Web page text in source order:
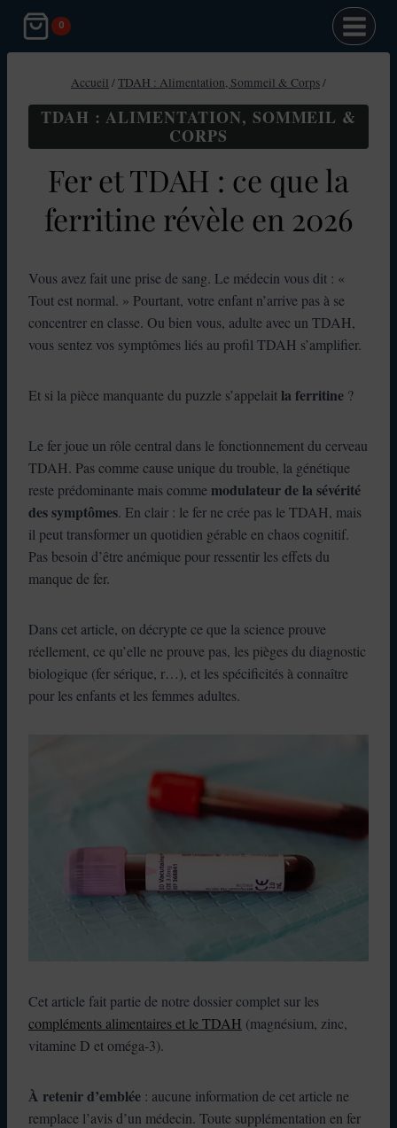
Aller
contenu
0
Accueil /TDAH : Alimentation, Sommeil & Corps/
TDAH : ALIMENTATION, SOMMEIL &
CORPS
Fer et TDAH : ce que la
ferritine révèle en 2026
Vous avez fait une prise de sang. Le médecin vous dit : «
Tout est normal. » Pourtant, votre enfant n’arrive pas à se
concentrer en classe. Ou bien vous, adulte avec un TDAH,
vous sentez vos symptômes liés au profil TDAH s’amplifier.
Et si la pièce manquante du puzzle s’appelaitla ferritine ?
Le fer joue un rôle central dans le fonctionnement du cerveau
TDAH. Pas comme cause unique du trouble, la génétique
reste prédominante mais comme modulateur de la sévérité
des symptômes. En clair : le fer ne crée pas le TDAH, mais
il peut transformer un quotidien gérable en chaos cognitif.
Pas besoin d’être anémique pour ressentir les effets du
manque de fer.
Dans cet article, on décrypte ce que la science prouve
réellement, ce qu’elle ne prouve pas, les pièges du diagnostic
biologique (fer sérique, r…), et les spécificités à connaître
pour les enfants et les femmes adultes.
Cet article fait partie de notre dossier complet sur les
compléments alimentaires et le TDAH (magnésium, zinc,
vitamine D et oméga-3).
À retenir d’emblée : aucune information de cet article ne
remplace l’avis d’un médecin. Toute supplémentation en fer